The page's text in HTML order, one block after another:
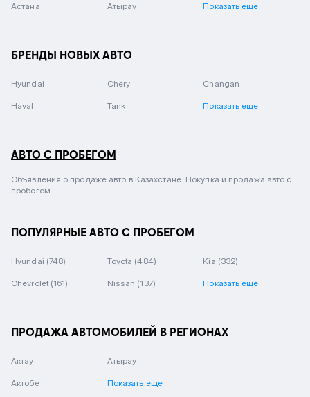
Астана Атырау Показать еще
БРЕНДЫ НОВЫХ АВТО
Hyundai Chery Changan
Haval Tank Показать еще
АВТО С ПРОБЕГОМ
Объявления о продаже авто в Казахстане. Покупка и продажа авто с
пробегом.
ПОПУЛЯРНЫЕ АВТО С ПРОБЕГОМ
Hyundai (748) Toyota (484) Kia (332)
Chevrolet (161) Nissan (137) Показать еще
ПРОДАЖА АВТОМОБИЛЕЙ В РЕГИОНАХ
Актау
Актобе
Атырау
Показать еще